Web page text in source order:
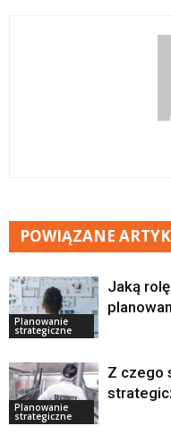
POWIĄZANE
Planowanie
strategiczne
Jaką
Planowanie
strategiczne
Z czego